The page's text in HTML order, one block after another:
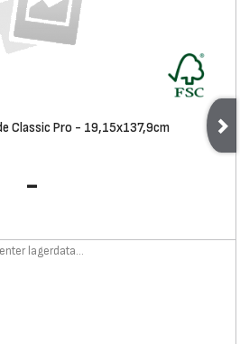
Classic Pro - 19,15x137,9cm
-
lagerdata...